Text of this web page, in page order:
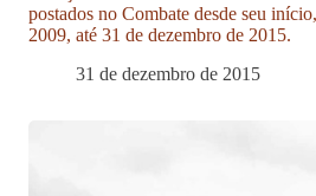
postados no Combate desde seu
2009, até 31 de dezembro de 2015.
31 de dezembro de 2015